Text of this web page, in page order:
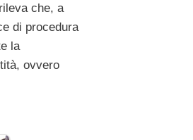
che, a
di procedura
la
ovvero